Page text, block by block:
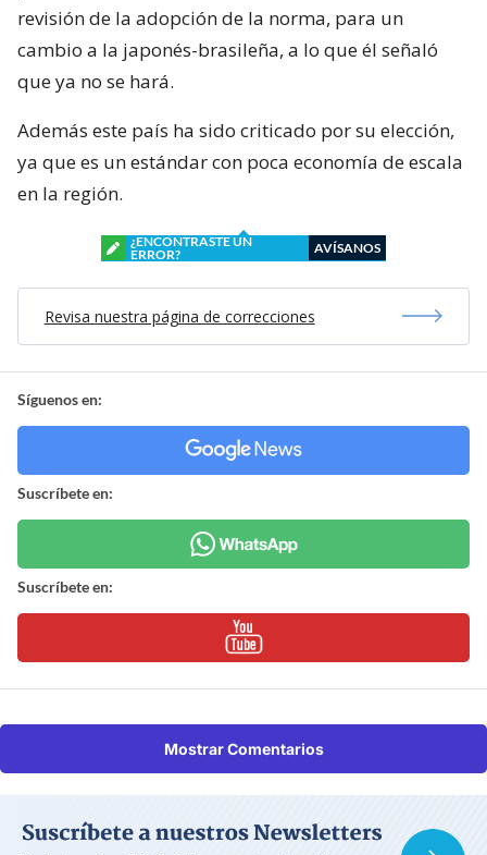
revisión de la adopción de la norma, para un
cambio a la japonés-brasileña, a lo que él señaló
que ya no se hará.
Además este país ha sido criticado por su elección,
ya que es un estándar con poca economía de escala
en la región.
¿ENCONTRASTE UN
ERROR?
AVÍSANOS
Revisa nuestra página de correcciones
Síguenos en:
Suscríbete en:
Suscríbete en:
Mostrar Comentarios